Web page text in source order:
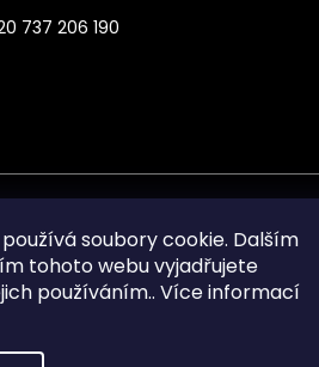
soubory cookie. Dalším
tohoto webu vyjadřujete
používáním.. Více informací
737 206 190